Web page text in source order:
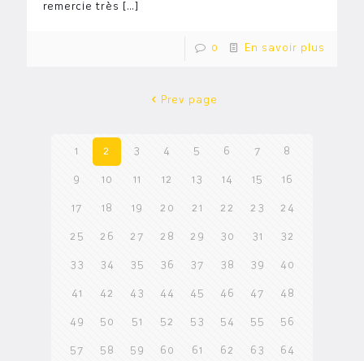
remercie très
[…]
0 En savoir plus
Prev page
1 2 3 4 5 6 7 8
9 10 11 12 13 14 15 16
17 18 19 20 21 22 23 24
25 26 27 28 29 30 31 32
33 34 35 36 37 38 39 40
41 42 43 44 45 46 47 48
49 50 51 52 53 54 55 56
57 58 59 60 61 62 63 64